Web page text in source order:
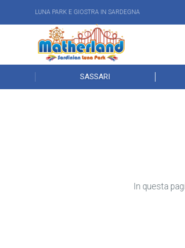
LUNA PARK E GIOSTRA IN SARDEGNA
SASSARI
In questa